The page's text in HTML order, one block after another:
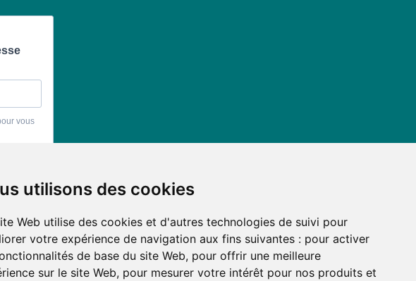
utilisons des cookies
Web utilise des cookies et d'autres technologies de suivi pour
votre expérience de navigation aux fins suivantes : pour activer
de base du site Web, pour offrir une meilleure
sur le site Web, pour mesurer votre intérêt pour nos produits et